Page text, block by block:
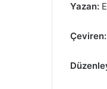
Yazan:
Çeviren: